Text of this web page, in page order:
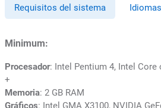
Requisitos del sistema Idiomas
Minimum:
Procesador: Intel Pentium 4, Intel
+
Memoria: 2 GB RAM
Gráficos: Intel GMA X3100, NVIDIA